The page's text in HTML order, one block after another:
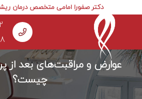
دکتر صفورا امامی متخصص درمان
عوارض و مراقبت‌های بعد از
چیست؟